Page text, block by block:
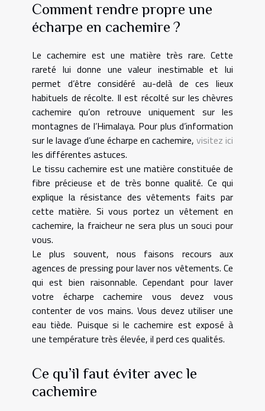
Comment rendre propre une
écharpe en cachemire ?
Le cachemire est une matière très rare. Cette
rareté lui donne une valeur inestimable et lui
permet d’être considéré au-delà de ces lieux
habituels de récolte. Il est récolté sur les chèvres
cachemire qu’on retrouve uniquement sur les
montagnes de l’Himalaya. Pour plus d’information
sur le lavage d’une écharpe en cachemire, visitez ici
les différentes astuces.
Le tissu cachemire est une matière constituée de
fibre précieuse et de très bonne qualité. Ce qui
explique la résistance des vêtements faits par
cette matière. Si vous portez un vêtement en
cachemire, la fraicheur ne sera plus un souci pour
vous.
Le plus souvent, nous faisons recours aux
agences de pressing pour laver nos vêtements. Ce
qui est bien raisonnable. Cependant pour laver
votre écharpe cachemire vous devez vous
contenter de vos mains. Vous devez utiliser une
eau tiède. Puisque si le cachemire est exposé à
une température très élevée, il perd ces qualités.
Ce qu’il faut éviter avec le
cachemire